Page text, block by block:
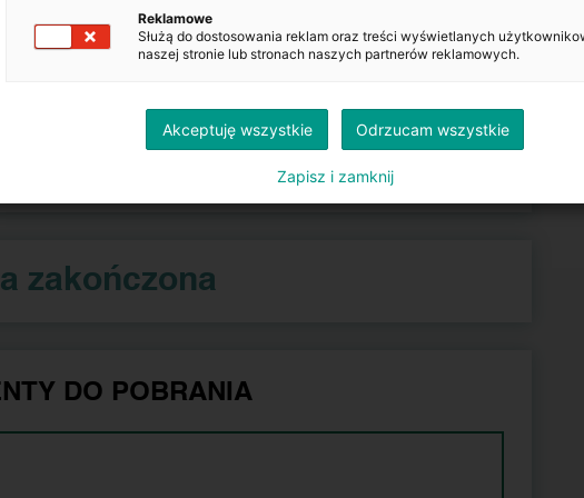
Kopiuj
zakończona
DO POBRANIA
Reklamowe
Służą do dostosowania reklam oraz treści wyświetlanych
naszej stronie lub stronach naszych partnerów reklamowych.
Akceptuję wszystkie Odrzucam wszystkie
Zapisz i zamknij